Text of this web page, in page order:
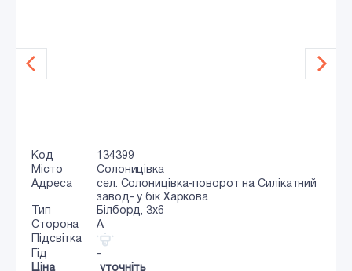
Код
134399
Місто
Солоницівка
Адреса
сел. Солоницівка-поворот на Силікатний
завод- у бік Харкова
Тип
Білборд, 3х6
Сторона
A
Підсвітка
Гід
-
Ціна
уточніть